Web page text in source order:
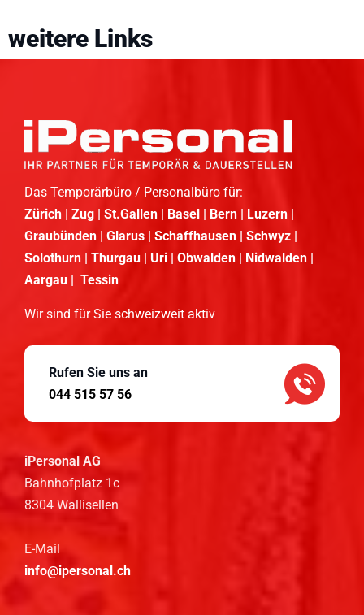
weitere Links
Das Temporärbüro / Personalbüro für:
Zürich | Zug | St.Gallen | Basel | Bern | Luzern |
Graubünden | Glarus | Schaffhausen | Schwyz |
Solothurn | Thurgau | Uri | Obwalden | Nidwalden |
Aargau | Tessin
Wir sind für Sie schweizweit aktiv
Rufen Sie uns an
044 515 57 56
iPersonal AG
Bahnhofplatz 1c
8304 Wallisellen
E-Mail
info@ipersonal.ch